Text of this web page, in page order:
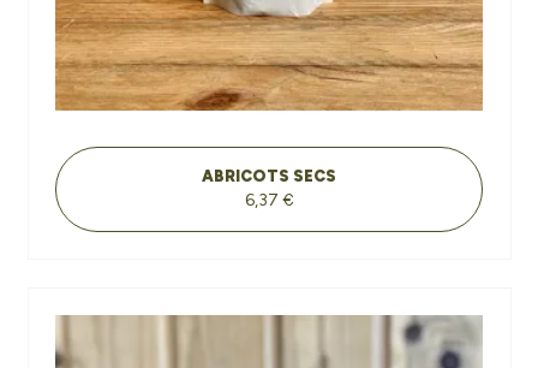
ABRICOTS SECS
6,37 €